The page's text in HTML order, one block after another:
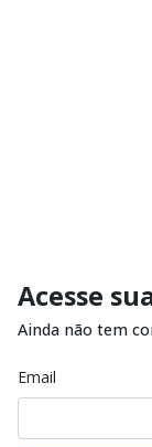
Acesse
Ainda não tem
Email